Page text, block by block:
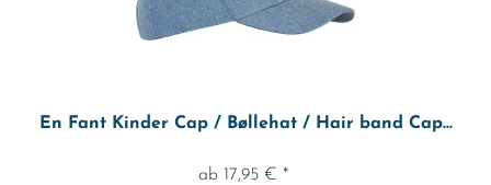
En Fant Kinder Cap / Bøllehat / Hair band Cap...
ab 17,95 € *